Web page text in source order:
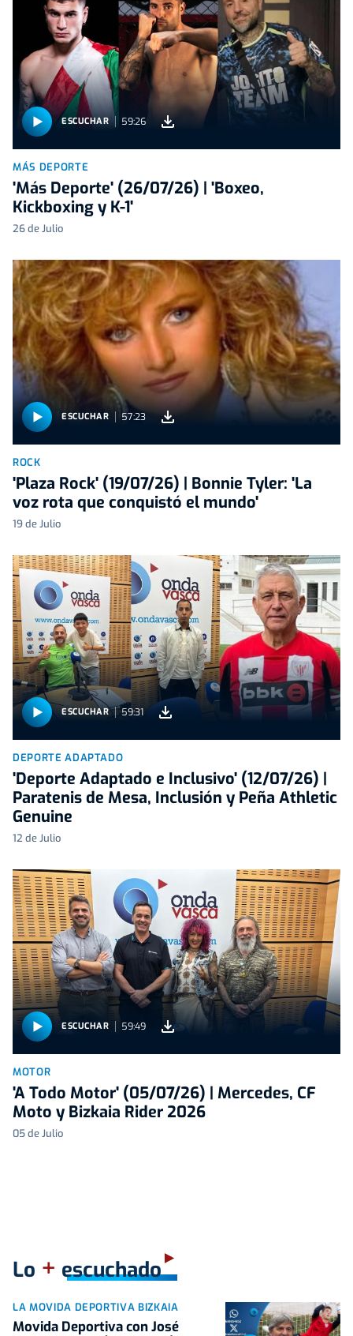
ESCUCHAR 59:26
MÁS DEPORTE
'Más Deporte' (26/07/26) | 'Boxeo,
Kickboxing y K-1'
26 de Julio
ESCUCHAR 57:23
ROCK
'Plaza Rock' (19/07/26) | Bonnie Tyler: 'La
voz rota que conquistó el mundo'
19 de Julio
ESCUCHAR 59:31
DEPORTE ADAPTADO
'Deporte Adaptado e Inclusivo' (12/07/26) |
Paratenis de Mesa, Inclusión y Peña Athletic
Genuine
12 de Julio
ESCUCHAR 59:49
MOTOR
'A Todo Motor' (05/07/26) | Mercedes, CF
Moto y Bizkaia Rider 2026
05 de Julio
Lo + escuchado
LA MOVIDA DEPORTIVA BIZKAIA
Movida Deportiva con José